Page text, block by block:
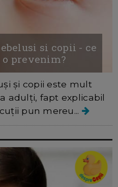
si copii - ce
prevenim?
și copii este mult
adulți, fapt explicabil
pun mereu...